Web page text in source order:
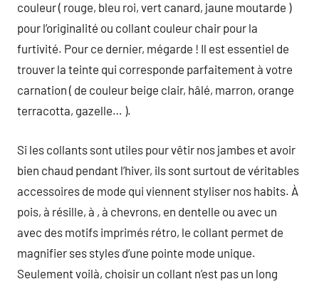
couleur ( rouge, bleu roi, vert canard, jaune moutarde )
pour l’originalité ou collant couleur chair pour la
furtivité. Pour ce dernier, mégarde ! Il est essentiel de
trouver la teinte qui corresponde parfaitement à votre
carnation ( de couleur beige clair, hâlé, marron, orange
terracotta, gazelle… ).
Si les collants sont utiles pour vêtir nos jambes et avoir
bien chaud pendant l’hiver, ils sont surtout de véritables
accessoires de mode qui viennent styliser nos habits. À
pois, à résille, à , à chevrons, en dentelle ou avec un
avec des motifs imprimés rétro, le collant permet de
magnifier ses styles d’une pointe mode unique.
Seulement voilà, choisir un collant n’est pas un long